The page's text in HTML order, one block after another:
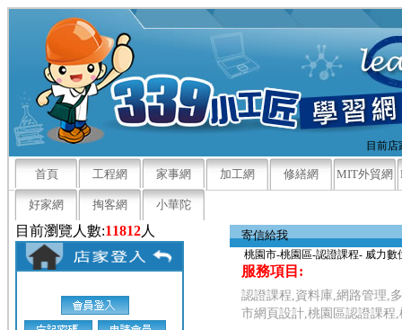
目前
首頁 工程網 家事網 加工網 修繕網 MIT外貿網
好家網 掏客網 小華陀
目前瀏覽人數:11812人 寄信給我
桃園市-桃園區-認證課程- 威力數
服務項目:
認證課程,資料庫,網路管理,
市網頁設計,桃園區認證課程